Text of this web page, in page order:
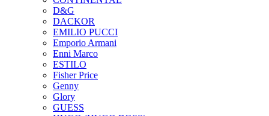
D&G
DACKOR
EMILIO PUCCI
Emporio Armani
Enni Marco
ESTILO
Fisher Price
Genny
Glory
GUESS